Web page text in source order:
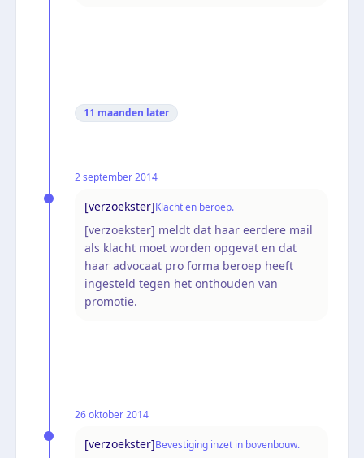
11 maanden later
2 september 2014
[verzoekster]Klacht en beroep.
[verzoekster] meldt dat haar eerdere mail
als klacht moet worden opgevat en dat
haar advocaat pro forma beroep heeft
ingesteld tegen het onthouden van
promotie.
26 oktober 2014
[verzoekster]Bevestiging inzet in bovenbouw.